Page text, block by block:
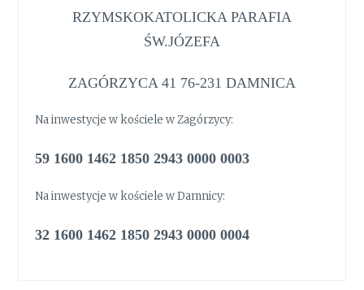
RZYMSKOKATOLICKA PARAFIA
ŚW.JÓZEFA
ZAGÓRZYCA 41 76-231 DAMNICA
Na inwestycje w kościele w Zagórzycy:
59 1600 1462 1850 2943 0000 0003
Na inwestycje w kościele w Damnicy:
32 1600 1462 1850 2943 0000 0004